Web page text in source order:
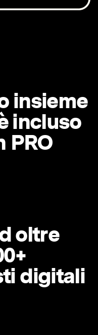
insieme
incluso
PRO
oltre
digitali